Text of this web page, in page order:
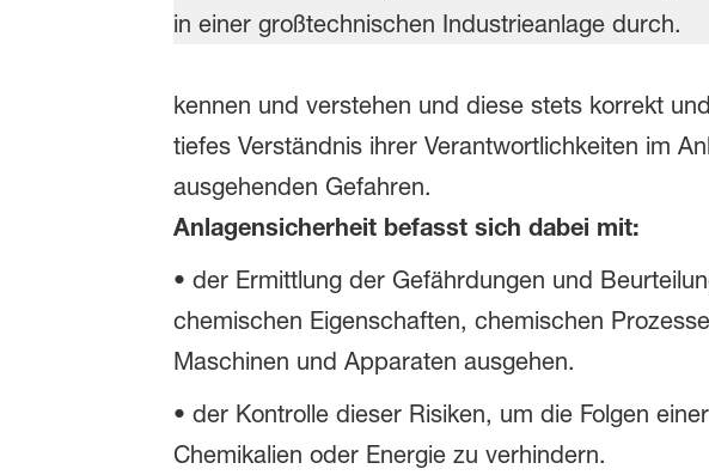
kennen und verstehen und diese stets korrekt
tiefes Verständnis ihrer Verantwortlichkeiten im
ausgehenden Gefahren.
Anlagensicherheit befasst sich dabei mit:
• der Ermittlung der Gefährdungen und
chemischen Eigenschaften, chemischen
Maschinen und Apparaten ausgehen.
• der Kontrolle dieser Risiken, um die Folgen
Chemikalien oder Energie zu verhindern.